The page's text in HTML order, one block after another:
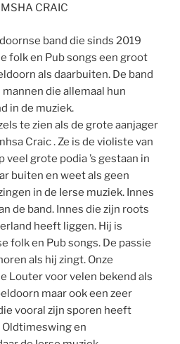
CRAIC
band die sinds 2019
folk en Pub songs een groot
als daarbuiten. De band
die allemaal hun
in de muziek.
te zien als de grote aanjager
Craic . Ze is de violiste van
veel grote podia ’s gestaan in
buiten en weet als geen
in de Ierse muziek. Innes
de band. Innes die zijn roots
heeft liggen. Hij is
folk en Pub songs. De passie
als hij zingt. Onze
Louter voor velen bekend als
maar ook een zeer
vooral zijn sporen heeft
en